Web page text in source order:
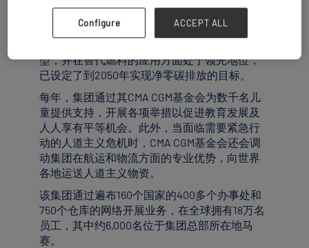
为客户提供全面且日益高效的新型海运、陆运
及空运物流解决方案。
型，并在替代燃料的应用方面处于领先地位，
已设定了到2050年实现净零碳排放的目标。
每年，集团通过其CMA CGM基金会为数千名儿
童提供支持，开展各项举措以促进教育发展及
人人享有平等机会。此外，当面临需要紧急行
动的人道主义危机时，CMA CGM基金会还会调
动集团在航运和物流方面的专业优势，向世界
各地运送人道主义物资。
该集团通过遍布160个国家的400多个办事处和
750个仓库的网络开展业务，在全球拥有18万名
员工，其中约6,000名位于集团总部所在地马
赛。
Configure ACCEPT ALL